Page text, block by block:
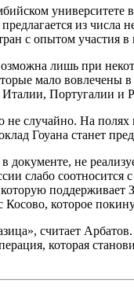
университете
из
с опытом участия
лишь при
мало
Италии, Португалии и
случайно. На
Гоуана станет
не
слабо
которое
считает
которая